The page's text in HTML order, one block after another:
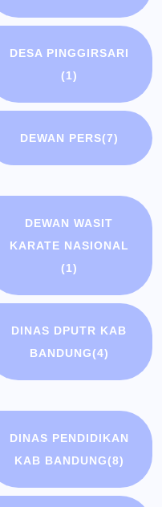
DESA PINGGIRSARI
(1)
DEWAN PERS(7)
DEWAN WASIT
KARATE NASIONAL
(1)
DINAS DPUTR KAB
BANDUNG(4)
DINAS PENDIDIKAN
KAB BANDUNG(8)